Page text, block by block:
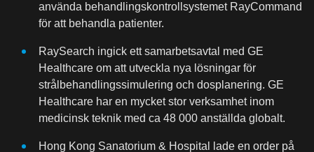
använda behandlingskontrollsystemet RayCommand
för att behandla patienter.
RaySearch ingick ett samarbetsavtal med GE
Healthcare om att utveckla nya lösningar för
strålbehandlingssimulering och dosplanering. GE
Healthcare har en mycket stor verksamhet inom
medicinsk teknik med ca 48 000 anställda globalt.
Hong Kong Sanatorium & Hospital lade en order på